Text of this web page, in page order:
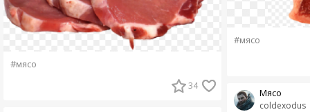
#мясо
34
#мясо
coldexodus
Мясо